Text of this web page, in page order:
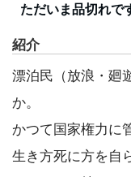
ただいま品切れで
紹介
漂泊民（放浪・廻
か。
かつて国家権力に
生き方死に方を自